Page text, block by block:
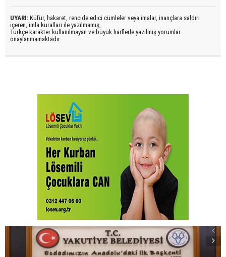
UYARI: Küfür, hakaret, rencide edici cümleler veya imalar, inançlara saldırı
içeren, imla kuralları ile yazılmamış,
Türkçe karakter kullanılmayan ve büyük harflerle yazılmış yorumlar
onaylanmamaktadır.